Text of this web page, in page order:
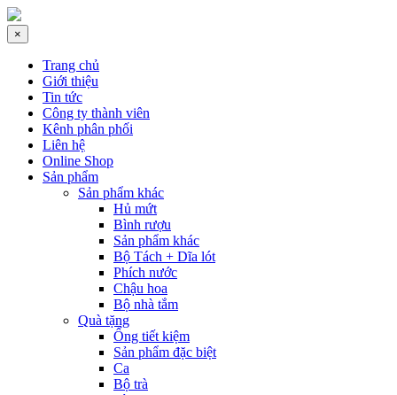
×
Trang chủ
Giới thiệu
Tin tức
Công ty thành viên
Kênh phân phối
Liên hệ
Online Shop
Sản phẩm
Sản phẩm khác
Hủ mứt
Bình rượu
Sản phẩm khác
Bộ Tách + Dĩa lót
Phích nước
Chậu hoa
Bộ nhà tắm
Quà tặng
Ống tiết kiệm
Sản phẩm đặc biệt
Ca
Bộ trà